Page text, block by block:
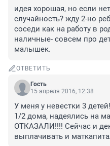
идея хорошая, но если
случайность? жду 2-но
соседи как на работу в
наличные- совсем про
малышек.
ОТВЕТИТЬ
Гость
15 апреля 2016, 12:38
У меня у невестки 3
1/2 дома, надеялись на
ОТКАЗАЛИ!!!! Сейчас и
выплачивать и